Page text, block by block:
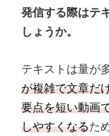
発信する際はテ
しょうか。
テキストは量が
が複雑で文章だ
要点を短い動画
しやすくなるた